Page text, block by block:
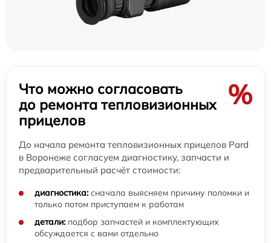
Что можно согласовать
до ремонта тепловизионных
прицелов
%
До начала ремонта тепловизионных прицелов Pard
в Воронеже согласуем диагностику, запчасти и
предварительный расчёт стоимости:
диагностика: сначала выясняем причину поломки и
только потом приступаем к работам
детали: подбор запчастей и комплектующих
обсуждается с вами отдельно